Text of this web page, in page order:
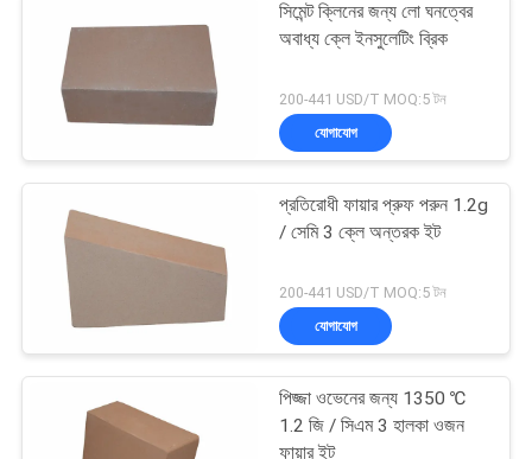
ইস্পাত তৈরি অবাধ্যতা
17
অবাধ্য কাঁচামাল
সিমেন্ট ক্লিনের জন্য লো ঘনত্বের
অবাধ্য ক্লে ইনসুলেটিং ব্রিক
200-441 USD/T MOQ:5 টন
যোগাযোগ
প্রতিরোধী ফায়ার প্রুফ পরুন 1.2g
/ সেমি 3 ক্লে অন্তরক ইট
200-441 USD/T MOQ:5 টন
যোগাযোগ
পিজ্জা ওভেনের জন্য 1350 ℃
1.2 জি / সিএম 3 হালকা ওজন
ফায়ার ইট